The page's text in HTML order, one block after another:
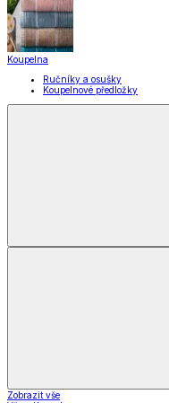
Koupelna
Ručníky a osušky
Koupelnové předložky
Zobrazit vše